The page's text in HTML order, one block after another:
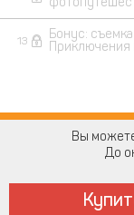
13
Бонус:
Приключения
Вы
До